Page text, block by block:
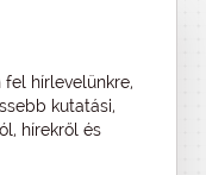
fel hírlevelünkre,
kutatási,
hírekről és